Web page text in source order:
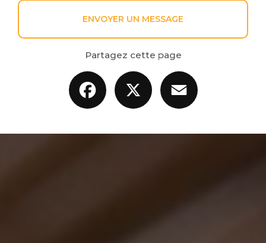
ENVOYER UN MESSAGE
Partagez cette page
Facebook